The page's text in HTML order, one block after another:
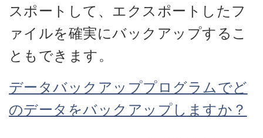
スポートして、エクスポートしたフ
ァイルを確実にバックアップするこ
ともできます。
データバックアッププログラムでど
のデータをバックアップしますか？